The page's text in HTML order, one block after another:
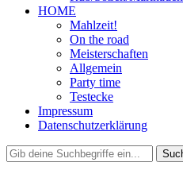
HOME
Mahlzeit!
On the road
Meisterschaften
Allgemein
Party time
Testecke
Impressum
Datenschutzerklärung